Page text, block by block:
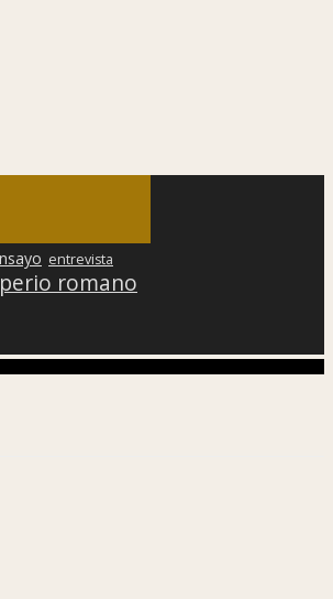
entrevista
romano